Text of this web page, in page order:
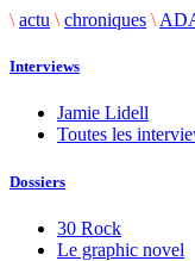
\ actu \ chroniques \
Interviews
Jamie Lidell
Toutes les
Dossiers
30 Rock
Le graphic novel